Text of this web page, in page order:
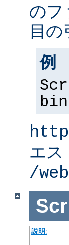
のフ
目
例
エス
/
説明: